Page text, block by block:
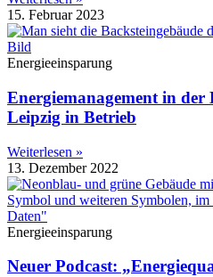
15. Februar 2023
Energieeinsparung
Energiemanagement in der
Leipzig in Betrieb
Weiterlesen »
13. Dezember 2022
Energieeinsparung
Neuer Podcast: